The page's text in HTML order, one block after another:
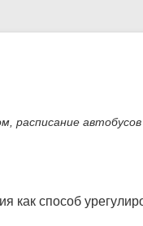
расписание
как способ